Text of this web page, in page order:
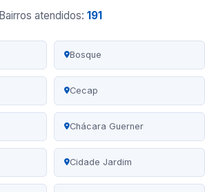
Bairros atendidos: 191
Bosque
Cecap
Chácara Guerner
Cidade Jardim